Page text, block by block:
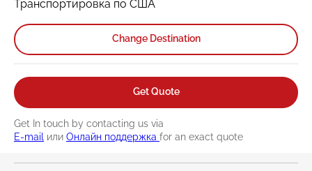
Транспортировка по США
Change Destination
Get Quote
Get In touch by contacting us via
E-mail или Онлайн поддержка for an exact quote